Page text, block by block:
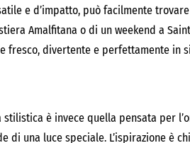
e d’impatto, può facilmente
Amalfitana o di un weekend a
fresco, divertente e perfettamente in
stilistica è invece quella pensata per
di una luce speciale. L’ispirazione è